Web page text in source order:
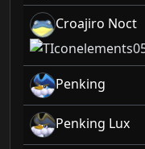
Croajiro Noct
Penking
Penking Lux